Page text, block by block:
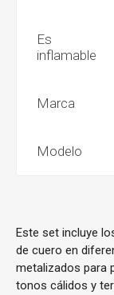
Es
inflamable
Marca
Modelo
Este set incluye
de cuero en
metalizados para
tonos cálidos y